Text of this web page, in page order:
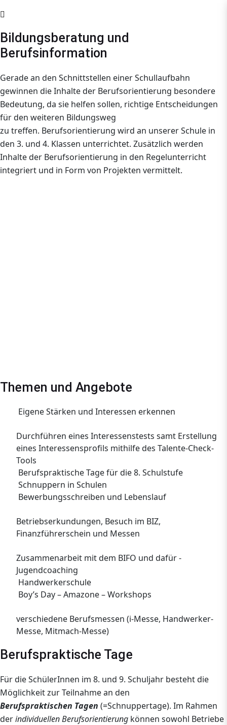
Bildungsberatung und
Berufsinformation
Gerade an den Schnittstellen einer Schullaufbahn
gewinnen die Inhalte der Berufsorientierung besondere
Bedeutung, da sie helfen sollen, richtige Entscheidungen
für den weiteren Bildungsweg
zu treffen. Berufsorientierung wird an unserer Schule in
den 3. und 4. Klassen unterrichtet. Zusätzlich werden
Inhalte der Berufsorientierung in den Regelunterricht
integriert und in Form von Projekten vermittelt.
Themen und Angebote
Eigene Stärken und Interessen erkennen
Durchführen eines Interessenstests samt Erstellung
eines Interessensprofils mithilfe des Talente-Check-
Tools
Berufspraktische Tage für die 8. Schulstufe
Schnuppern in Schulen
Bewerbungsschreiben und Lebenslauf
Betriebserkundungen, Besuch im BIZ,
Finanzführerschein und Messen
Zusammenarbeit mit dem BIFO und dafür -
Jugendcoaching
Handwerkerschule
Boy’s Day – Amazone – Workshops
verschiedene Berufsmessen (i-Messe, Handwerker-
Messe, Mitmach-Messe)
Berufspraktische Tage
Für die SchülerInnen im 8. und 9. Schuljahr besteht die
Möglichkeit zur Teilnahme an den
Berufspraktischen Tagen (=Schnuppertage). Im Rahmen
derindividuellen Berufsorientierung können sowohl Betriebe